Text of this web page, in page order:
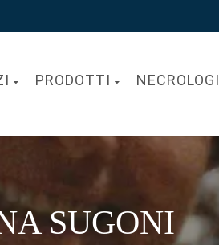
PRODOTTI NECROLOGI
SUGONI